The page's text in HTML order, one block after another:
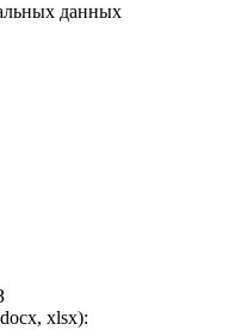
данных
xlsx):